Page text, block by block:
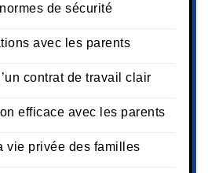
de sécurité
avec les parents
contrat de travail clair
efficace avec les parents
vie privée des familles